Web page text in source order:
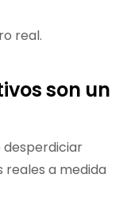
real.
son un
desperdiciar
reales a medida